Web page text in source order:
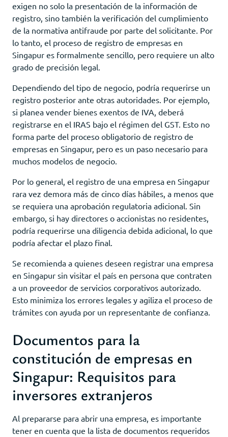
exigen no solo la presentación de la información de
registro, sino también la verificación del cumplimiento
de la normativa antifraude por parte del solicitante. Por
lo tanto, el proceso de registro de empresas en
Singapur es formalmente sencillo, pero requiere un alto
grado de precisión legal.
Dependiendo del tipo de negocio, podría requerirse un
registro posterior ante otras autoridades. Por ejemplo,
si planea vender bienes exentos de IVA, deberá
registrarse en el IRAS bajo el régimen del GST. Esto no
forma parte del proceso obligatorio de registro de
empresas en Singapur, pero es un paso necesario para
muchos modelos de negocio.
Por lo general, el registro de una empresa en Singapur
rara vez demora más de cinco días hábiles, a menos que
se requiera una aprobación regulatoria adicional. Sin
embargo, si hay directores o accionistas no residentes,
podría requerirse una diligencia debida adicional, lo que
podría afectar el plazo final.
Se recomienda a quienes deseen registrar una empresa
en Singapur sin visitar el país en persona que contraten
a un proveedor de servicios corporativos autorizado.
Esto minimiza los errores legales y agiliza el proceso de
trámites con ayuda por un representante de confianza.
Documentos para la
constitución de empresas en
Singapur: Requisitos para
inversores extranjeros
Al prepararse para abrir una empresa, es importante
tener en cuenta que la lista de documentos requeridos